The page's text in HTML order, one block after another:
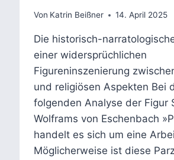
Von Katrin Beißner 14. April 2025
Die historisch-
einer widersprüchlichen
Figureninszenierung
und religiösen Aspekten Bei
folgenden Analyse der Figur
Wolframs von Eschenbach
handelt es sich um eine
Möglicherweise ist diese